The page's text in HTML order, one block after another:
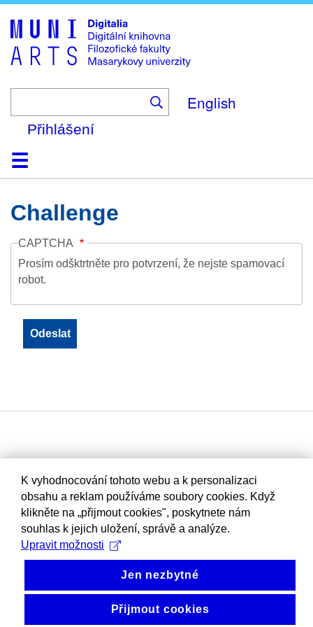
to
main
content
English
Přihlášení
DomůKolekce
Prohlížení
Vyhledávání
O platformě
Nápověda
KontaktDigitalia
Challenge
CAPTCHA
Prosím odšktrtněte pro potvrzení, že nejste spamovací
robot.
K vyhodnocování tohoto webu a k personalizaci
obsahu a reklam používáme soubory cookies. Když
klikněte na „přijmout cookies", poskytnete nám
souhlas k jejich uložení, správě a analýze.
Upravit možnosti
Jen nezbytné
Přijmout cookies